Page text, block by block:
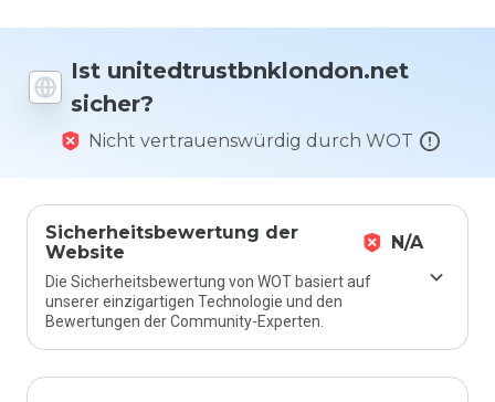
Ist unitedtrustbnklondon.net
sicher?
Nicht vertrauenswürdig durch WOT
Sicherheitsbewertung der
Website
N/A
Die Sicherheitsbewertung von WOT basiert auf
unserer einzigartigen Technologie und den
Bewertungen der Community-Experten.
Website
Skala von
1 bis 5
bewerten?